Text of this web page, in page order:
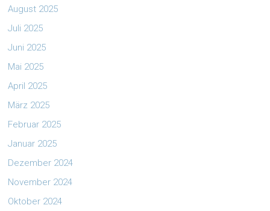
August 2025
Juli 2025
Juni 2025
Mai 2025
April 2025
März 2025
Februar 2025
Januar 2025
Dezember 2024
November 2024
Oktober 2024